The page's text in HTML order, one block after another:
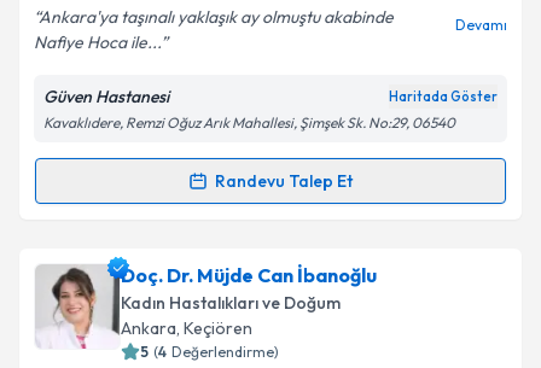
E-posta Adresiniz
Kişisel verilerimin işlenmesine ilişkinAydınlatma
Metni'ni okudum ve kişisel verilerimin belirtilen
kapsamda işlenmesini kabul ediyorum.
Ankara'ya taşınalı yaklaşık ay olmuştu akabinde
Nafiye Hoca ile...
Devamı
Güven Hastanesi Haritada Göster
Kavaklıdere, Remzi Oğuz Arık Mahallesi, Şimşek Sk. No:29, 06540
Randevu Talep Et
Randevu Takvimi Talebi
Prof. Dr. Nafiye Yılmaziçin randevu takvimi talebi
oluşturun. Size bu uzmandan randevu almanız için bir
takvim hazırlandığında e-posta ile bilgilendireceğiz.
Doç. Dr. Müjde Can İbanoğlu
Kadın Hastalıkları ve Doğum
Ankara, Keçiören
5 (4 Değerlendirme)